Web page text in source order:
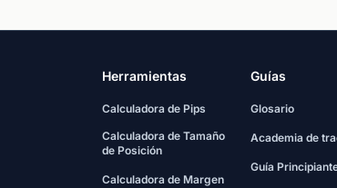
Herramientas
Calculadora de Pips
Calculadora de Tamaño
de Posición
Calculadora de Margen
Guías
Glosario
Academia de
Guía